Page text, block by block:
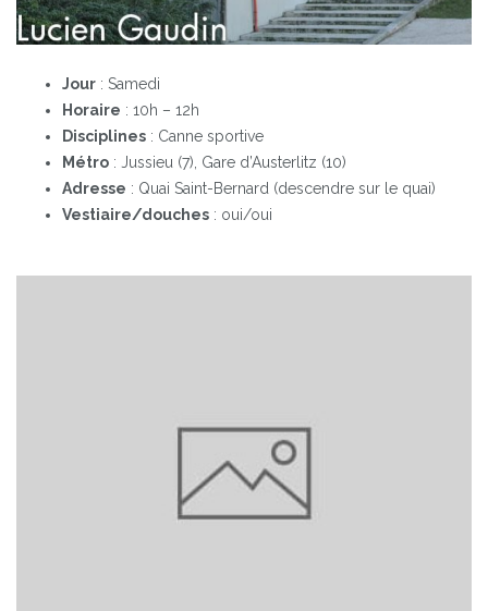
Jour : Samedi
Horaire : 10h – 12h
Disciplines : Canne sportive
Métro : Jussieu (7), Gare d’Austerlitz (10)
Adresse : Quai Saint-Bernard (descendre sur le quai)
Vestiaire/douches : oui/oui